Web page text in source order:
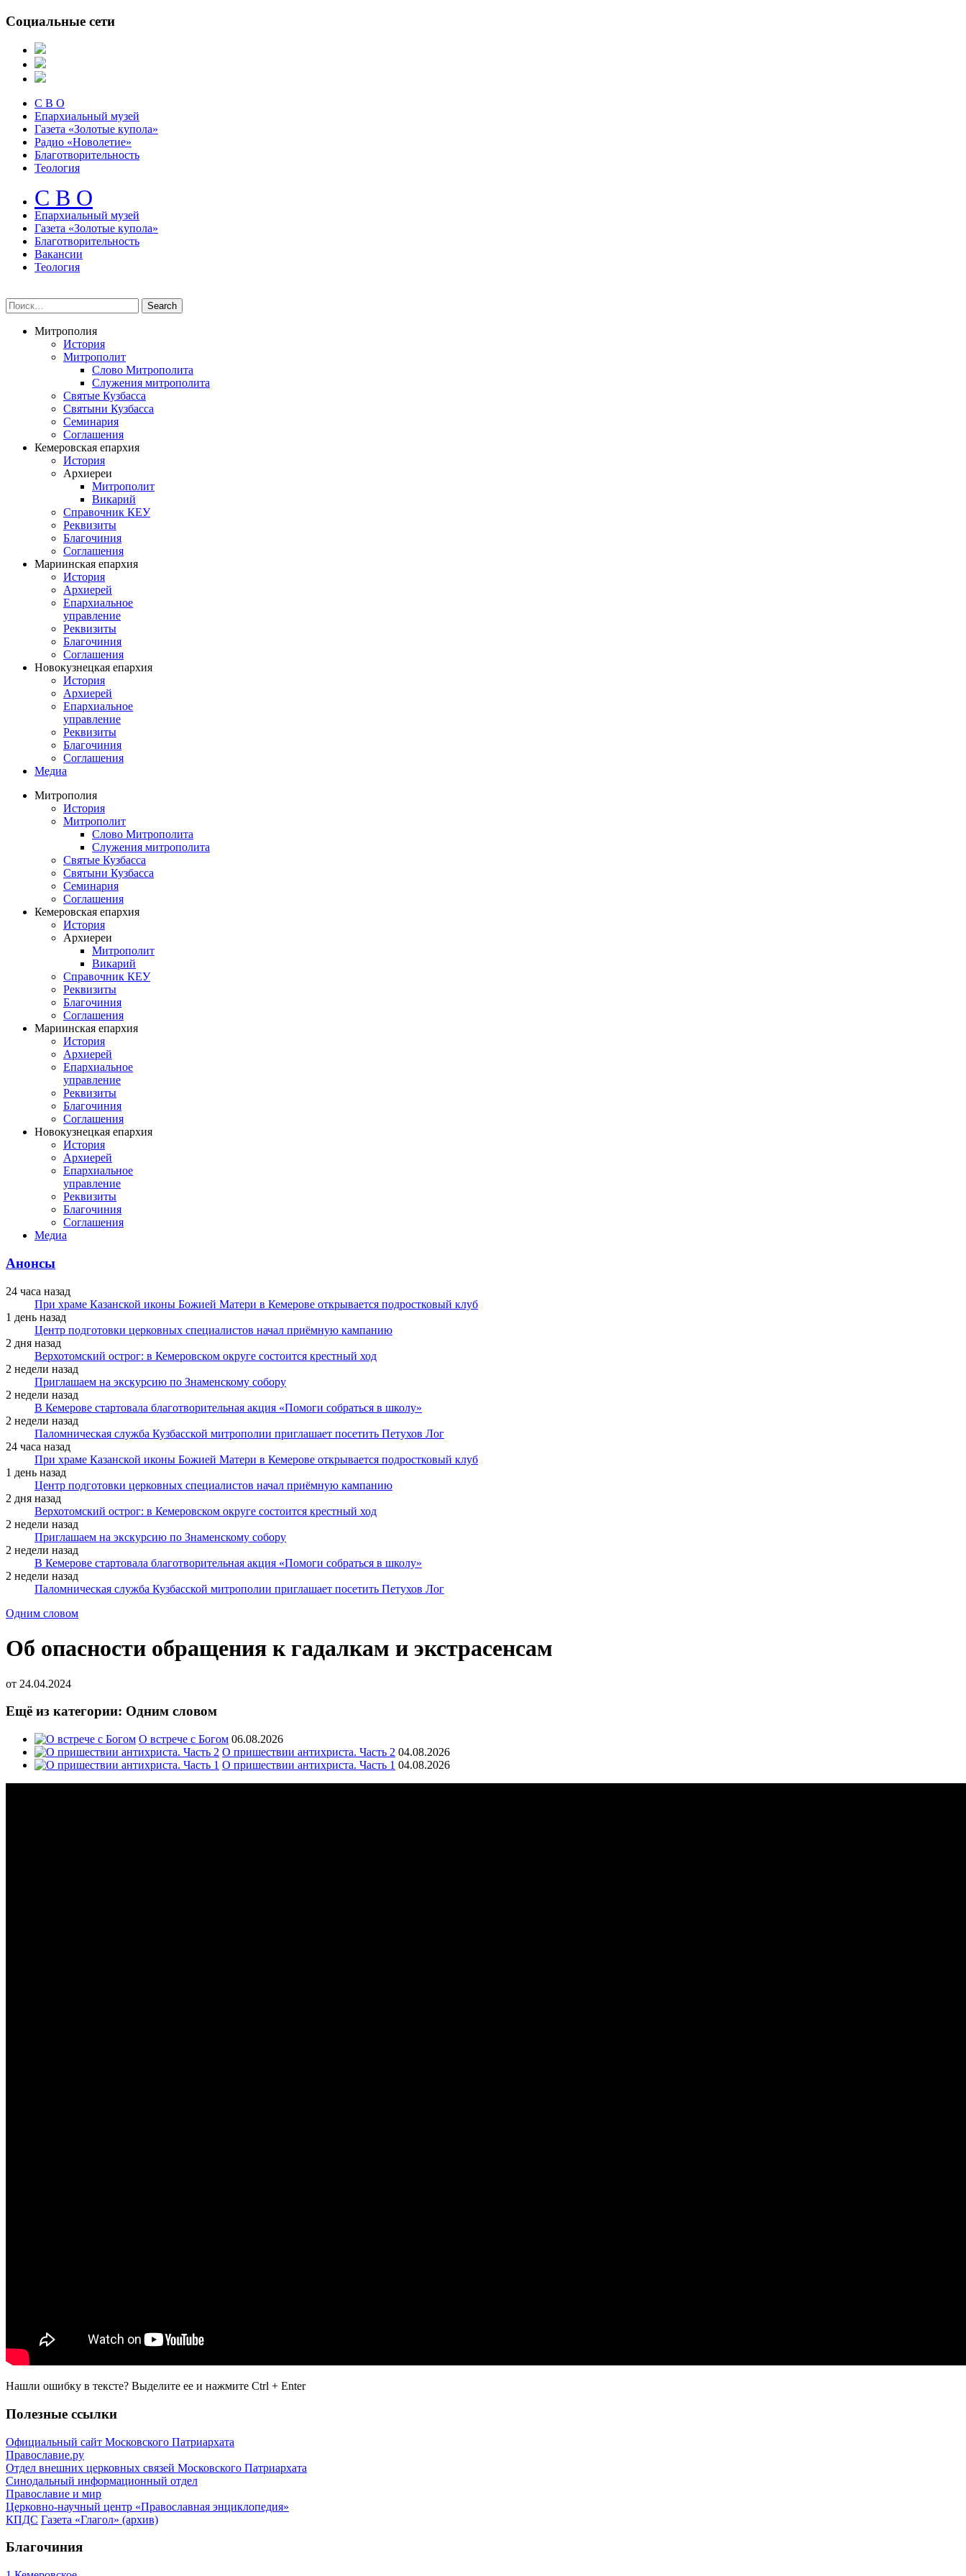
Социальные сети
С В О
Епархиальный музей
Газета «Золотые купола»
Радио «Новолетие»
Благотворительность
Теология
С В О
Епархиальный музeй
Газета «Золотые купола»
Благотворительность
Вакансии
Теология
Митрополия
История
Митрополит
Слово Митрополита
Служения митрополита
Святые Кузбасса
Святыни Кузбасса
Семинария
Соглашения
Кемеровская епархия
История
Архиереи
Митрополит
Викарий
Справочник КЕУ
Реквизиты
Благочиния
Соглашения
Мариинская епархия
История
Архиерей
Епархиальное
управление
Реквизиты
Благочиния
Соглашения
Новокузнецкая епархия
История
Архиерей
Епархиальное
управление
Реквизиты
Благочиния
Соглашения
Медиа
Митрополия
История
Митрополит
Слово Митрополита
Служения митрополита
Святые Кузбасса
Святыни Кузбасса
Семинария
Соглашения
Кемеровская епархия
История
Архиереи
Митрополит
Викарий
Справочник КЕУ
Реквизиты
Благочиния
Соглашения
Мариинская епархия
История
Архиерей
Епархиальное
управление
Реквизиты
Благочиния
Соглашения
Новокузнецкая епархия
История
Архиерей
Епархиальное
управление
Реквизиты
Благочиния
Соглашения
Медиа
Анонсы
24 часа назад
При храме Казанской иконы Божией Матери в Кемерове открывается подростковый клуб
1 день назад
Центр подготовки церковных специалистов начал приёмную кампанию
2 дня назад
Верхотомский острог: в Кемеровском округе состоится крестный ход
2 недели назад
Приглашаем на экскурсию по Знаменскому собору
2 недели назад
В Кемерове стартовала благотворительная акция «Помоги собраться в школу»
2 недели назад
Паломническая служба Кузбасской митрополии приглашает посетить Петухов Лог
24 часа назад
При храме Казанской иконы Божией Матери в Кемерове открывается подростковый клуб
1 день назад
Центр подготовки церковных специалистов начал приёмную кампанию
2 дня назад
Верхотомский острог: в Кемеровском округе состоится крестный ход
2 недели назад
Приглашаем на экскурсию по Знаменскому собору
2 недели назад
В Кемерове стартовала благотворительная акция «Помоги собраться в школу»
2 недели назад
Паломническая служба Кузбасской митрополии приглашает посетить Петухов Лог
Одним словом
Об опасности обращения к гадалкам и экстрасенсам
от 24.04.2024
Ещё из категории: Одним словом
О встрече с Богом 06.08.2026
О пришествии антихриста. Часть 2 04.08.2026
О пришествии антихриста. Часть 1 04.08.2026
Нашли ошибку в тексте? Выделите ее и нажмите Ctrl + Enter
Полезные ссылки
Официальный сайт Московского Патриархата
Православие.ру
Отдел внешних церковных связей Московского Патриархата
Синодальный информационный отдел
Православие и мир
Церковно-научный центр «Православная энциклопедия»
КПДС Газета «Глагол» (архив)
Благочиния